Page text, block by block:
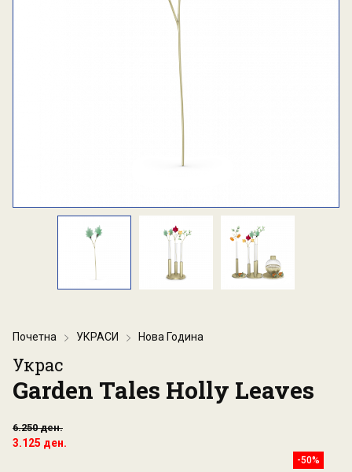
Почетна УКРАСИ Нова Година
Украс
Garden Tales Holly Leaves
6.250 ден.
3.125 ден.
-50%